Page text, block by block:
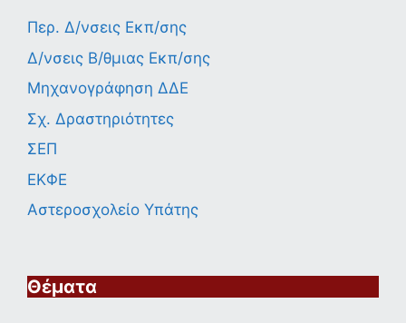
Περ. Δ/νσεις Εκπ/σης
Δ/νσεις Β/θμιας Εκπ/σης
Μηχανογράφηση ΔΔΕ
Σχ. Δραστηριότητες
ΣΕΠ
ΕΚΦΕ
Αστεροσχολείο Υπάτης
Θέματα